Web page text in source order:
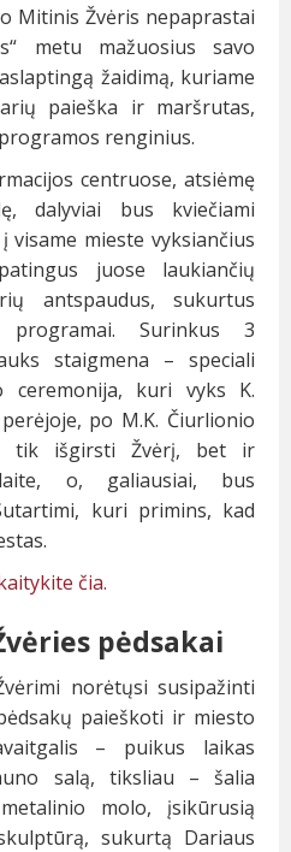
Mitinis Žvėris nepaprastai
metu mažuosius savo
žaidimą, kuriame
paieška ir maršrutas,
renginius.
centruose, atsiėmę
dalyviai bus kviečiami
mieste vyksiančius
juose laukiančių
antspaudus, sukurtus
programai. Surinkus 3
staigmena – speciali
ceremonija, kuri vyks K.
po M.K. Čiurlionio
tik išgirsti Žvėrį, bet ir
o, galiausiai, bus
kuri primins, kad
čia.
pėdsakai
norėtųsi susipažinti
paieškoti ir miesto
– puikus laikas
salą, tiksliau – šalia
molo, įsikūrusią
sukurtą Dariaus